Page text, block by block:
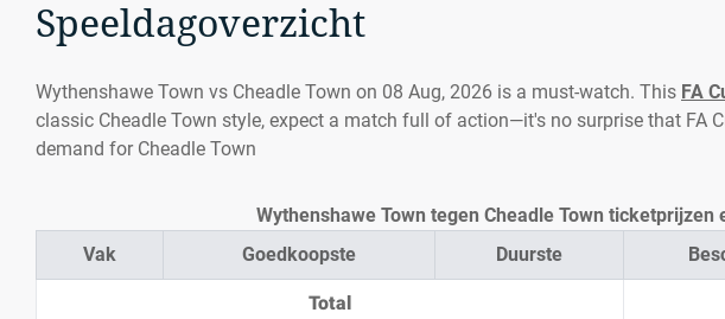
Speeldagoverzicht
Wythenshawe Town vs Cheadle Town on 08 Aug, 2026 is a must-watch. This FA
classic Cheadle Town style, expect a match full of action—it's no surprise that FA
demand for Cheadle Town
Vak Goedkoopste Duurste
Total
Wythenshawe Town tegen Cheadle Town ticketprijzen